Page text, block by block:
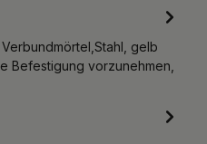
gelb
Befestigung vorzunehmen,